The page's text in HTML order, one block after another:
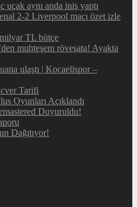
uçak aynı anda iniş yaptı
2-2 Liverpool maçı özet izle
TL bütçe
muhteşem röveşata! Ayakta
ulaştı | Kocaelispor –
Tarifi
Oyunları Açıklandı
Duyuruldu!
Dağıtıyor!